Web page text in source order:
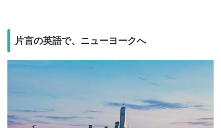
片言の英語で、ニューヨークへ